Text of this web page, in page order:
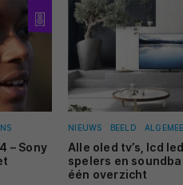
– Sony
NIEUWS BEELD
Alle oled tv’s, lcd
spelers en
één overzicht